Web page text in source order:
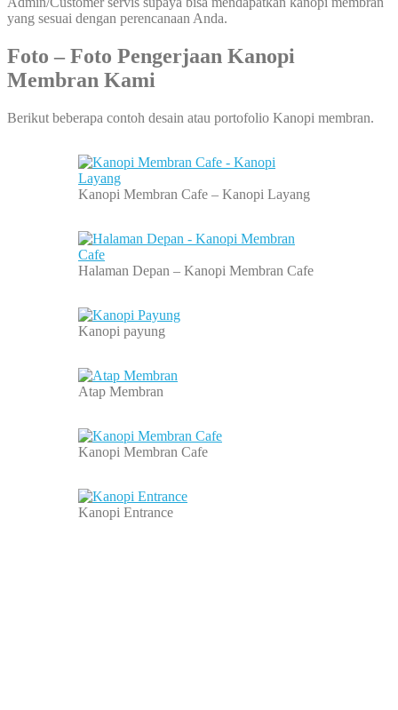
yang sesuai dengan perencanaan Anda.
Foto – Foto Pengerjaan Kanopi
Membran Kami
Berikut beberapa contoh desain atau portofolio Kanopi membran.
Kanopi Membran Cafe – Kanopi Layang
Halaman Depan – Kanopi Membran Cafe
Kanopi payung
Atap Membran
Kanopi Membran Cafe
Kanopi Entrance